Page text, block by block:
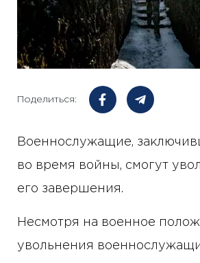
Поделиться:
Военнослужащие,
во время войны, смогут
его завершения.
Несмотря на военное
увольнения